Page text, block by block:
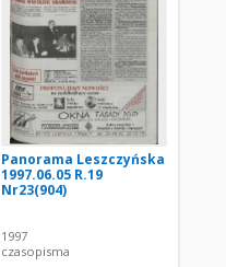
Panorama Leszczyńska
1997.06.05 R.19
Nr23(904)
1997
czasopisma